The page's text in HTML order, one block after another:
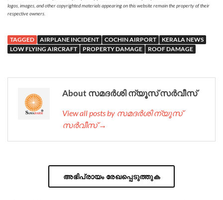
logos, images, and other copyrighted materials appearing on this website remain the property of their
respective owners.
TAGGED AIRPLANE INCIDENT COCHIN AIRPORT
KERALA NEWS
LOW FLYING AIRCRAFT
PROPERTY DAMAGE ROOF DAMAGE
About സമദർശി ന്യൂസ് സർവീസ്
View all posts by സമദർശി ന്യൂസ്
സർവീസ് →
അഭിപ്രായം രേഖപ്പെടുത്തുക